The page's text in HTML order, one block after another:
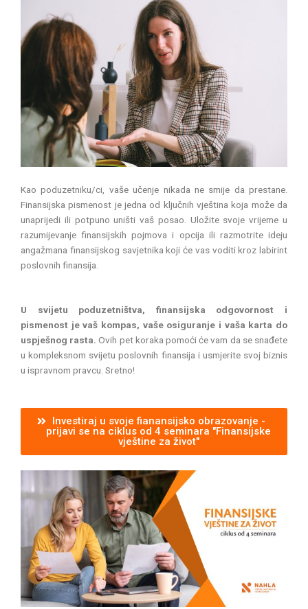
Kao poduzetniku/ci, vaše učenje nikada ne smije da prestane.
Finansijska pismenost je jedna od ključnih vještina koja može da
unaprijedi ili potpuno uništi vaš posao. Uložite svoje vrijeme u
razumijevanje finansijskih pojmova i opcija ili razmotrite ideju
angažmana finansijskog savjetnika koji će vas voditi kroz labirint
poslovnih finansija.
U svijetu poduzetništva, finansijska odgovornost i
pismenost je vaš kompas, vaše osiguranje i vaša karta do
uspješnog rasta. Ovih pet koraka pomoći će vam da se snađete
u kompleksnom svijetu poslovnih finansija i usmjerite svoj biznis
u ispravnom pravcu. Sretno!
Investiraj u svoje fianansijsko obrazovanje -
prijavi se na ciklus od 4 seminara "Finansijske
vještine za život"